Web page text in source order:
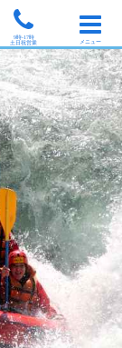
9時-17時
土日祝営業
メニュー